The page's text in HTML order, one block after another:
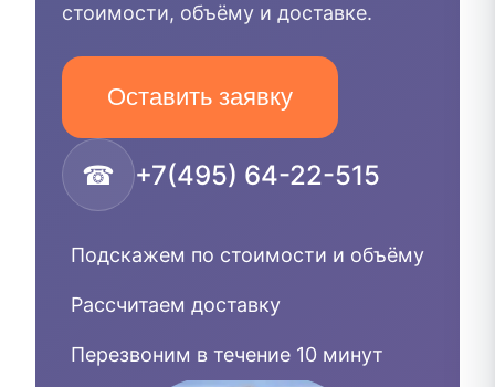
стоимости, объёму и доставке.
Оставить заявку
☎ +7(495) 64-22-515
Подскажем по стоимости и объёму
Рассчитаем доставку
Перезвоним в течение 10 минут